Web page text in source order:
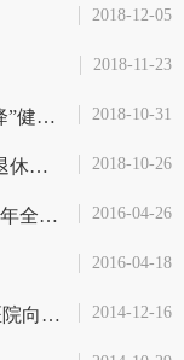
2018-12-05
2018-11-23
霜叶红于二月花—北大校医院工会“霜降”健步活动 2018-10-31
九九重阳 欢聚踏秋 —北京大学医院离退休职工赏秋活动 2018-10-26
北京大学医院曹艳丽大夫获隐适美2016年全球最佳病例奖 2016-04-26
2016-04-18
爱心公益活动----“爱满天下”北京大学医院向北京光爱学校捐赠衣物送温... 2014-12-16